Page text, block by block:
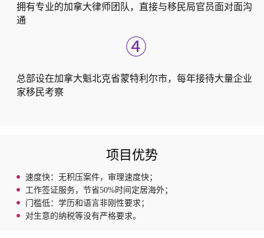
拥有专业的加拿大律师团队，直接与移民局官员面对面沟
通
④
总部设在加拿大魁北克省蒙特利尔市，每年接待大量企业
家移民考察
项目优势
速度快：无积压案件，审理速度快；
工作签证服务，节省50%时间定居海外；
门槛低：学历和语言非刚性要求；
对生意的纳税等没有严格要求。